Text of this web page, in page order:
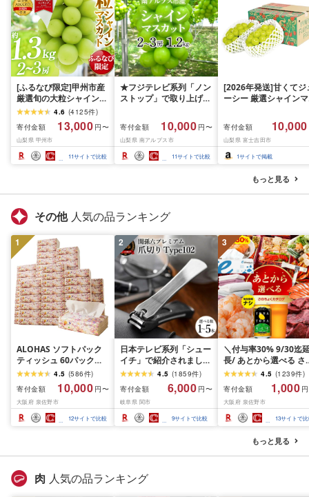
[ふるなび限定]甲州市産
厳選旬の大粒シャインマ
スカット 約1.3kg 2〜3
房[2026年発送]
(MG)B12-472 FN-
Limited-VO シャインマ
スカット フルーツ
4.6 (4125件)
寄付金額
13,000 円〜
山梨県 甲州市
11サイトで比較
★フジテレビ系列「ノン
ストップ」で取り上げら
先行予約]南アルプス市
産シャインマスカット
1.2kg以上(2〜3房)ふる
さと納税 おすすめ 山梨
県 南アルプス市 送料無
寄付金額 10,000 円〜
山梨県 南アルプス市
11サイトで比較
[2026年発送]甘くてジ
ーシー 厳選シャインマ
月前半(1〜15日)から
月下旬までの発送) フ
ーツ ぶどう 果物 山梨
産 2026 旬 大粒 高級
寄付金額 10,000
山梨県 富士吉田市
1サイトで掲載
もっと見る
その他 人気の品ランキング
1
ALOHAS ソフトパック
ティッシュ 60パック
×400枚(200組) 日用品
必需品 常備品 まとめ買
い 備蓄 防災
4.5 (586件)
寄付金額
10,000 円〜
大阪府 泉佐野市
12サイトで比較
2
日本テレビ系列「シュー
イチ」で紹介されました
(R7.09.13放送)[刀匠 関
孫六の伝統から生まれた
ツメキリ][選べる本数 1
本〜5本セット] 貝印 関
孫六 爪切り type102 ス
テンレス 高級つめきり
すり ギフト
4.5 (1859件)
寄付金額
6,000 円〜
岐阜県 関市
9サイトで比較
3
＼付与率30% 9/30迄
長/ あとから選べる さ
ちょくカタログ 有効期
限なし 満足度9割 ラ
ング急上昇中 カタログ
肉 よなよなエール 牛
ん ビール 酒 かに サー
ン 野菜 うなぎ タオル
ィッシュ 日用品 あと
らセレクト 楽天限定
阪府 泉佐野市
4.5 (1239件)
寄付金額
1,000
大阪府 泉佐野市
13サイトで
もっと見る
肉 人気の品ランキング